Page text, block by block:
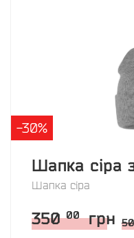
Шапка сіра
Шапка сіра
350 00 грн
-30%